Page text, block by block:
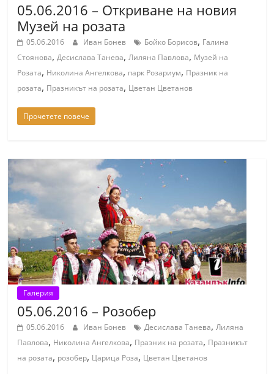
а
–
k
a
z
a
n
l
k
f
o
,
k
z
a
05.06.2016 – Откриване на новия
Музей на розата
05.06.2016 Иван Бонев Бойко Борисов, Галина
Стоянова,Десислава Танева,Лиляна Павлова, Музей на
Розата, Николина Ангелкова, парк Розариум, Празник на
розата, Празникът на розата, Цветан Цветанов
Прочетете повече
Галерия
05.06.2016 – Розобер
05.06.2016 Иван Бонев Десислава Танева,Лиляна
Павлова, Николина Ангелкова, Празник на розата, Празникът
на розата, розобер, Царица Роза, Цветан Цветанов